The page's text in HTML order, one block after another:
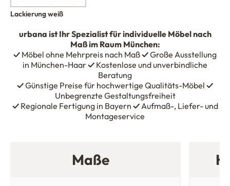
Lackierung weiß
urbana ist Ihr Spezialist für individuelle Möbel nach
Maß im Raum München:
✓ Möbel ohne Mehrpreis nach Maß✓Große Ausstellung
in München-Haar✓ Kostenlose und unverbindliche
Beratung
✓Günstige Preise für hochwertige Qualitäts-Möbel ✓
Unbegrenzte Gestaltungsfreiheit
✓Regionale Fertigung in Bayern ✓Aufmaß-, Liefer- und
Montageservice
Maße